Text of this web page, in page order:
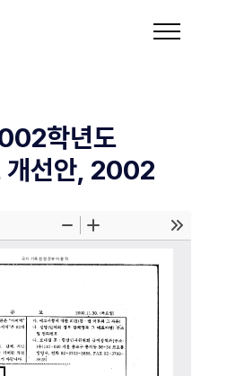
학년도
개선안, 2002